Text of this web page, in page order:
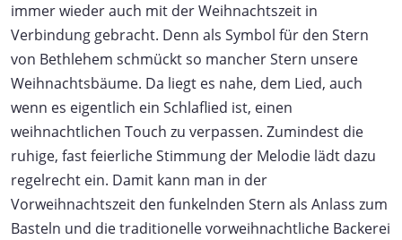
immer wieder auch mit der Weihnachtszeit in
Verbindung gebracht. Denn als Symbol für den Stern
von Bethlehem schmückt so mancher Stern unsere
Weihnachtsbäume. Da liegt es nahe, dem Lied, auch
wenn es eigentlich ein Schlaflied ist, einen
weihnachtlichen Touch zu verpassen. Zumindest die
ruhige, fast feierliche Stimmung der Melodie lädt dazu
regelrecht ein. Damit kann man in der
Vorweihnachtszeit den funkelnden Stern als Anlass zum
Basteln und die traditionelle vorweihnachtliche Backerei